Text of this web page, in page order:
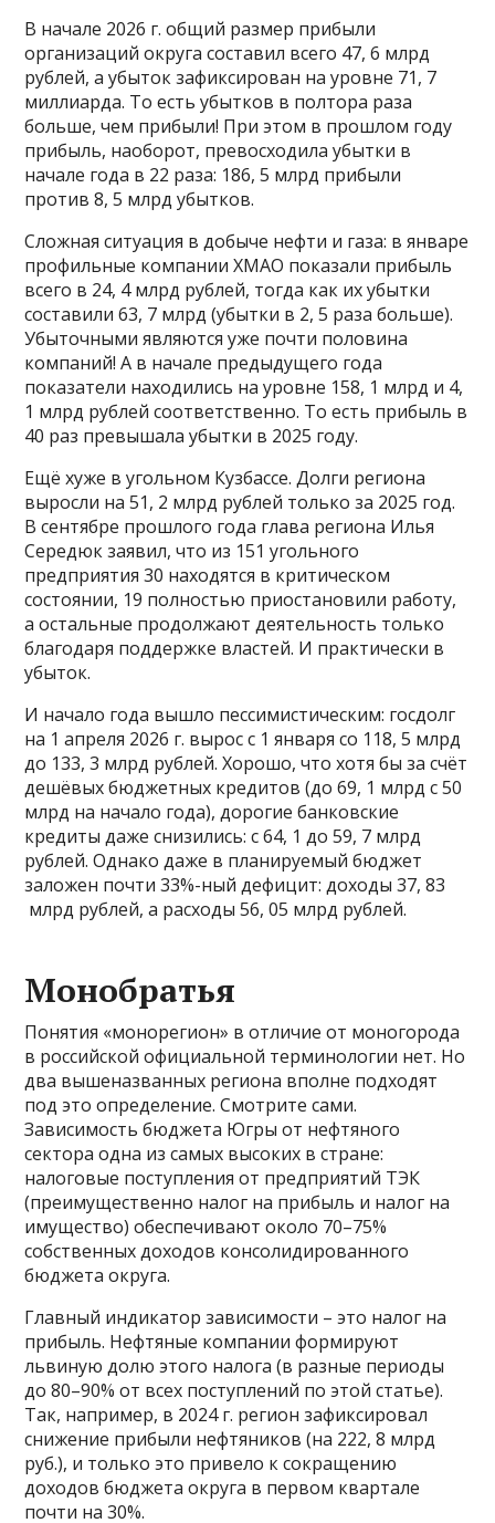
В начале 2026 г. общий размер прибыли
организаций округа составил всего 47, 6 млрд
рублей, а убыток зафиксирован на уровне 71, 7
миллиарда. То есть убытков в полтора раза
больше, чем прибыли! При этом в прошлом году
прибыль, наоборот, превосходила убытки в
начале года в 22 раза: 186, 5 млрд прибыли
против 8, 5 млрд убытков.
Сложная ситуация в добыче нефти и газа: в январе
профильные компании ХМАО показали прибыль
всего в 24, 4 млрд рублей, тогда как их убытки
составили 63, 7 млрд (убытки в 2, 5 раза больше).
Убыточными являются уже почти половина
компаний! А в начале предыдущего года
показатели находились на уровне 158, 1 млрд и 4,
1 млрд рублей соответственно. То есть прибыль в
40 раз превышала убытки в 2025 году.
Ещё хуже в угольном Кузбассе. Долги региона
выросли на 51, 2 млрд рублей только за 2025 год.
В сентябре прошлого года глава региона Илья
Середюк заявил, что из 151 угольного
предприятия 30 находятся в критическом
состоянии, 19 полностью приостановили работу,
а остальные продолжают деятельность только
благодаря поддержке властей. И практически в
убыток.
И начало года вышло пессимистическим: госдолг
на 1 апреля 2026 г. вырос с 1 января со 118, 5 млрд
до 133, 3 млрд рублей. Хорошо, что хотя бы за счёт
дешёвых бюджетных кредитов (до 69, 1 млрд с 50
млрд на начало года), дорогие банковские
кредиты даже снизились: с 64, 1 до 59, 7 млрд
рублей. Однако даже в планируемый бюджет
заложен почти 33%-ный дефицит: доходы 37, 83
млрд рублей, а расходы 56, 05 млрд рублей.
Монобратья
Понятия «монорегион» в отличие от моногорода
в российской официальной терминологии нет. Но
два вышеназванных региона вполне подходят
под это определение. Смотрите сами.
Зависимость бюджета Югры от нефтяного
сектора одна из самых высоких в стране:
налоговые поступления от предприятий ТЭК
(преимущественно налог на прибыль и налог на
имущество) обеспечивают около 70–75%
собственных доходов консолидированного
бюджета округа.
Главный индикатор зависимости – это налог на
прибыль. Нефтяные компании формируют
львиную долю этого налога (в разные периоды
до 80–90% от всех поступлений по этой статье).
Так, например, в 2024 г. регион зафиксировал
снижение прибыли нефтяников (на 222, 8 млрд
руб.), и только это привело к сокращению
доходов бюджета округа в первом квартале
почти на 30%.